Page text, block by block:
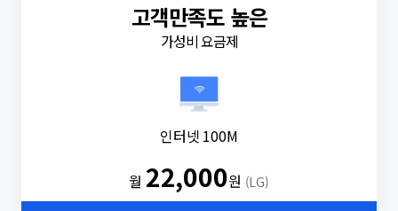
고객만족도 높은
가성비 요금제
인터넷 100M
월 22,000원 (LG)